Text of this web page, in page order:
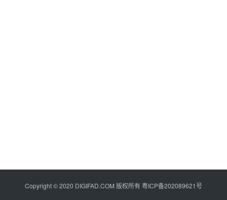
Copyright © 2020 DIGIFAD.COM 版权所有粤ICP备202089621号